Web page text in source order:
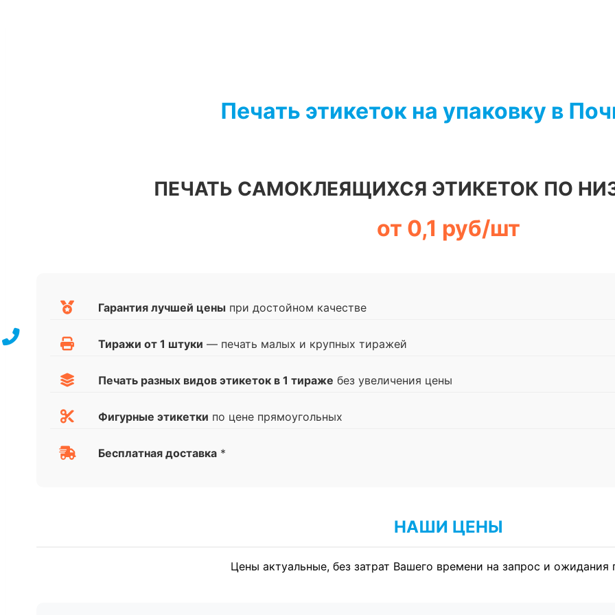
Печать этикеток на упаковку в
ПЕЧАТЬ САМОКЛЕЯЩИХСЯ ЭТИКЕТОК ПО
от 0,1 руб/шт
Гарантия лучшей цены при достойном качестве
Тиражи от 1 штуки — печать малых и крупных тиражей
Печать разных видов этикеток в 1 тираже без увеличения цены
Фигурные этикетки по цене прямоугольных
Бесплатная доставка *
НАШИ ЦЕНЫ
Цены актуальные, без затрат Вашего времени на запрос и ожидания